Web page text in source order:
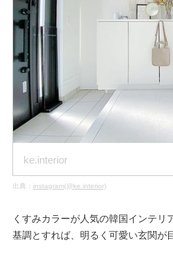
ke.interior
出典： instagram(@ke.interior)
くすみカラーが人気の韓国インテリ
基調とすれば、明るく可愛い玄関が